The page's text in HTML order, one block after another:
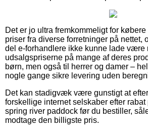
Det er jo ultra fremkommeligt for
priser fra diverse forretninger på nettet,
del e-forhandlere ikke kunne lade være
udsalgspriserne på mange af deres
børn, men også til herrer og damer –
nogle gange sikre levering uden
Det kan stadigvæk være gunstigt at
forskellige internet selskaber efter
spring river paddock før du bestiller,
modtage den billigste pris.